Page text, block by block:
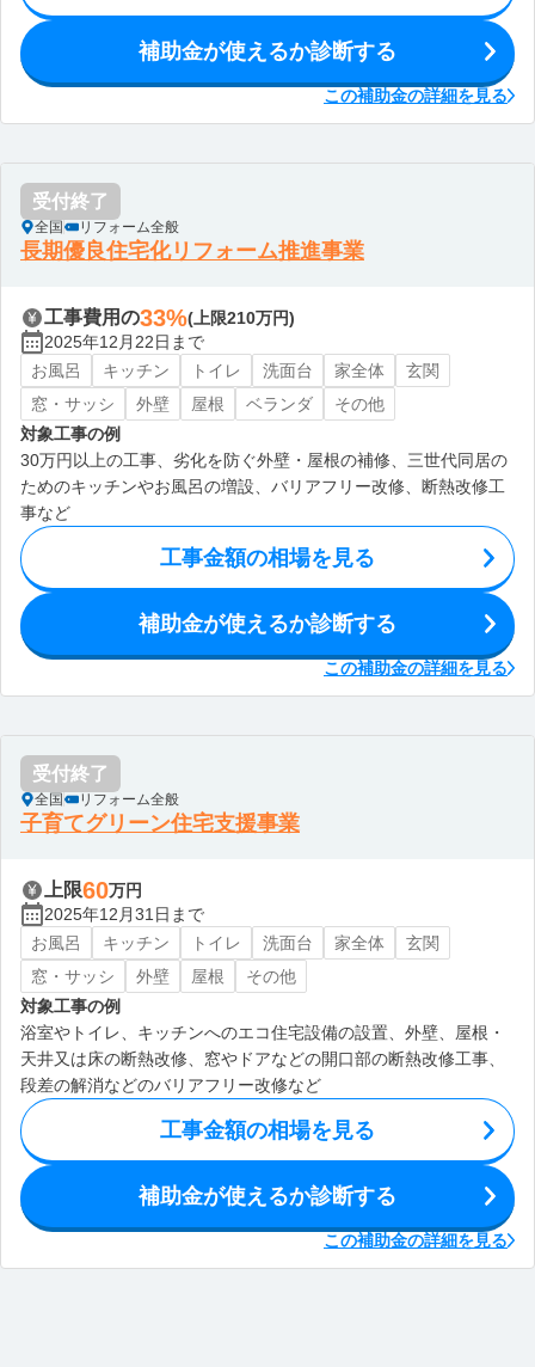
補助金が使えるか診断する
この補助金の詳細を見る
受付終了
全国 リフォーム全般
長期優良住宅化リフォーム推進事業
工事費用の33%(上限210万円)
2025年12月22日まで
お風呂
キッチン トイレ 洗面台 家全体
玄関
窓・サッシ
外壁 屋根 ベランダ
その他
対象工事の例
30万円以上の工事、劣化を防ぐ外壁・屋根の補修、三世代同居の
ためのキッチンやお風呂の増設、バリアフリー改修、断熱改修工
事など
工事金額の相場を見る
補助金が使えるか診断する
この補助金の詳細を見る
受付終了
全国 リフォーム全般
子育てグリーン住宅支援事業
上限60万円
2025年12月31日まで
お風呂
キッチン トイレ 洗面台 家全体
玄関
窓・サッシ
外壁 屋根
その他
対象工事の例
浴室やトイレ、キッチンへのエコ住宅設備の設置、外壁、屋根・
天井又は床の断熱改修、窓やドアなどの開口部の断熱改修工事、
段差の解消などのバリアフリー改修など
工事金額の相場を見る
補助金が使えるか診断する
この補助金の詳細を見る